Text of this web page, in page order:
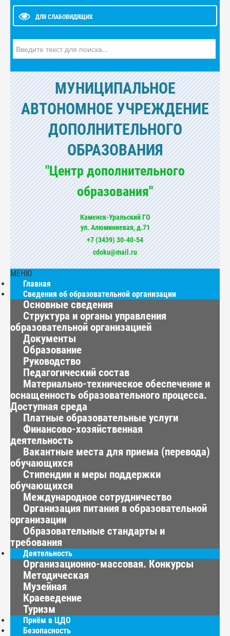
ДЛЯ СЛАБОВИДЯЩИХ
МУНИЦИПАЛЬНОЕ
АВТОНОМНОЕ УЧРЕЖДЕНИЕ
ДОПОЛНИТЕЛЬНОГО
ОБРАЗОВАНИЯ
"Центр дополнительного
образования"
Каменск-Уральский ГО
ул. Алюминиевая, д.71
+7 (3439) 30-40-54
cdoku@mail.ru
МЕНЮ
Главная
Сведения об образовательной организации
Основные сведения
Структура и органы управления
образовательной организацией
Документы
Образование
Руководство
Педагогический состав
Материально-техническое обеспечение и
оснащенность образовательного процесса.
Доступная среда
Платные образовательные услуги
Финансово-хозяйственная
деятельность
Вакантные места для приема (перевода)
обучающихся
Стипендии и меры поддержки
обучающихся
Международное сотрудничество
Организация питания в образовательной
организации
Образовательные стандарты и
требования
Деятельность
Организационно-массовая. Конкурсы
Методическая
Музейная
Краеведение
Туризм
Приём в ЦДО
Безопасность